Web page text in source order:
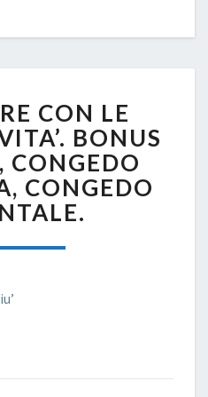
CON
LE
ULTIME
NOVITA’.
BONUS
200
CONGEDO
CONGEDO
CON LE
BONUS
CONGEDO
CONGEDO